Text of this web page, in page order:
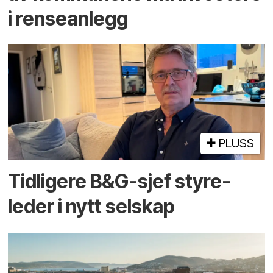
i rense­anlegg
PLUSS
Tidligere B&G-sjef styre­
leder i nytt selskap